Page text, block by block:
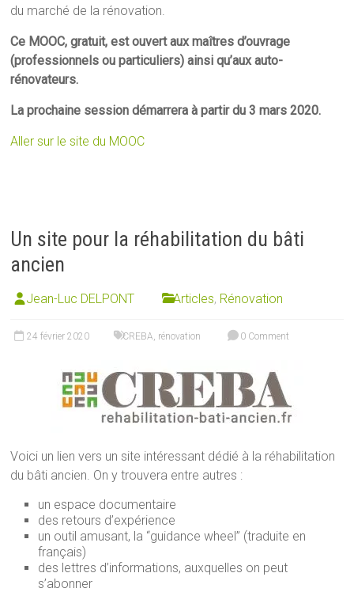
du marché de la rénovation.
Ce MOOC, gratuit, est ouvert aux maîtres d’ouvrage
(professionnels ou particuliers) ainsi qu’aux auto-
rénovateurs.
La prochaine session démarrera à partir du 3 mars 2020.
Aller sur le site du MOOC
Un site pour la réhabilitation du bâti
ancien
Jean-Luc DELPONT Articles, Rénovation
24 février 2020 CREBA rénovation 0 Comment
Voici un lien vers un site intéressant dédié à la réhabilitation
du bâti ancien. On y trouvera entre autres :
un espace documentaire
des retours d’expérience
un outil amusant, la “guidance wheel” (traduite en
français)
des lettres d’informations, auxquelles on peut
s’abonner